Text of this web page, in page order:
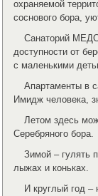
охраняемой
соснового бора,
Санаторий
доступности от
с маленькими
Апартаменты в
Имидж человека,
Летом здесь
Серебряного бора.
Зимой – гулять
лыжах и коньках.
И круглый год –